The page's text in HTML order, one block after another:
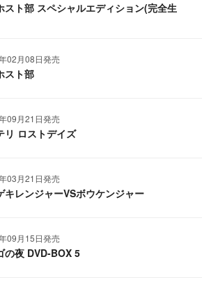
スト部 スペシャルエディション(完全生
02月08日発売
スト部
09月21日発売
リ ロストデイズ
03月21日発売
キレンジャーVSボウケンジャー
09月15日発売
の夜 DVD-BOX 5